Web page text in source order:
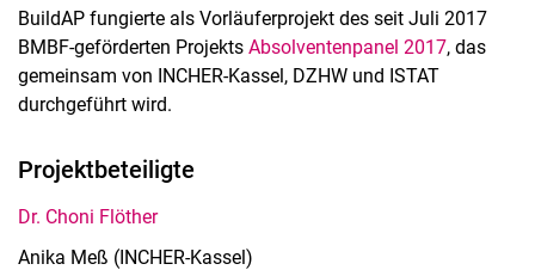
BuildAP fungierte als Vorläuferprojekt des seit Juli 2017
BMBF-geförderten Projekts Absolventenpanel 2017, das
gemeinsam von INCHER-Kassel, DZHW und ISTAT
durchgeführt wird.
Projektbeteiligte
Dr. Choni Flöther
Anika Meß (INCHER-Kassel)